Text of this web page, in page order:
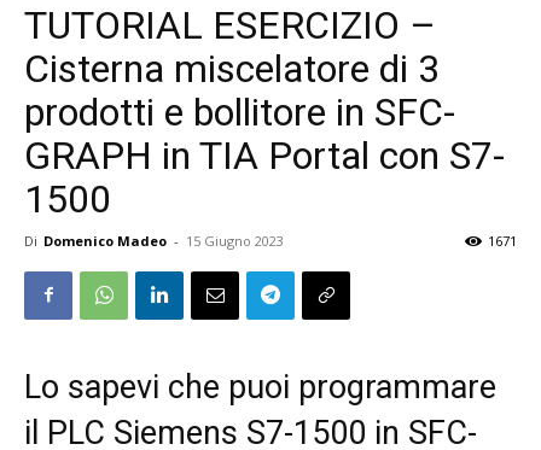
TUTORIAL ESERCIZIO –
Cisterna miscelatore di 3
prodotti e bollitore in SFC-
GRAPH in TIA Portal con S7-
1500
Di Domenico Madeo - 15 Giugno 2023 1671
Lo sapevi che puoi programmare
il PLC Siemens S7-1500 in SFC-